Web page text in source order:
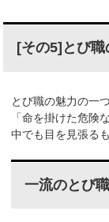
[その5]とび職
とび職の魅力の一
「命を掛けた危険
中でも目を見張る
一流のとび